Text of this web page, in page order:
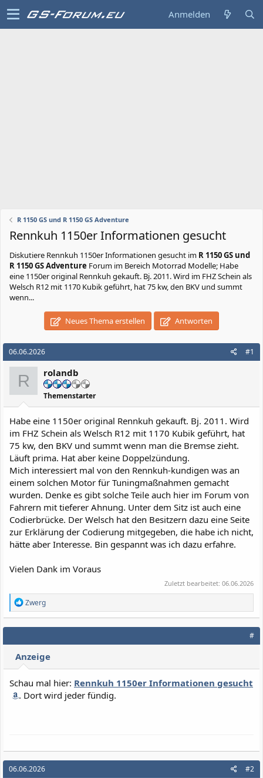
Anmelden
R 1150 GS und R 1150 GS Adventure
Rennkuh 1150er Informationen gesucht
Diskutiere Rennkuh 1150er Informationen gesucht im R 1150 GS und
R 1150 GS Adventure Forum im Bereich Motorrad Modelle; Habe
eine 1150er original Rennkuh gekauft. Bj. 2011. Wird im FHZ Schein als
Welsch R12 mit 1170 Kubik geführt, hat 75 kw, den BKV und summt
wenn...
Neues Thema erstellen Antworten
06.06.2026 #1
R rolandb
Themenstarter
Habe eine 1150er original Rennkuh gekauft. Bj. 2011. Wird
im FHZ Schein als Welsch R12 mit 1170 Kubik geführt, hat
75 kw, den BKV und summt wenn man die Bremse zieht.
Läuft prima. Hat aber keine Doppelzündung.
Mich interessiert mal von den Rennkuh-kundigen was an
einem solchen Motor für Tuningmaßnahmen gemacht
wurden. Denke es gibt solche Teile auch hier im Forum von
Fahrern mit tieferer Ahnung. Unter dem Sitz ist auch eine
Codierbrücke. Der Welsch hat den Besitzern dazu eine Seite
zur Erklärung der Codierung mitgegeben, die habe ich nicht,
hätte aber Interesse. Bin gespannt was ich dazu erfahre.
Vielen Dank im Voraus
Zuletzt bearbeitet: 06.06.2026
R
e
a
k
o
n
n
:
Zwerg
#
Anzeige
Schau mal hier: Rennkuh 1150er Informationen gesucht
. Dort wird jeder fündig.
06.06.2026 #2